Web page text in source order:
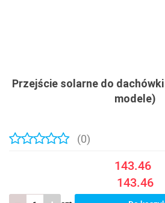
Przejście solarne do
modele)
(0)
143.46
143.46